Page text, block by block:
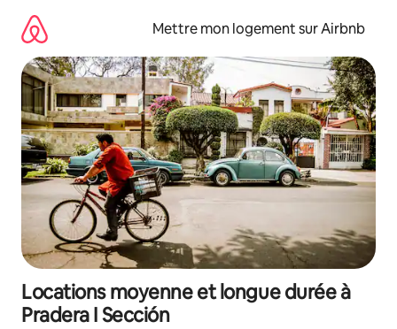
directement
contenu
Mettre mon logement sur Airbnb
Locations moyenne et longue durée à
Pradera I Sección